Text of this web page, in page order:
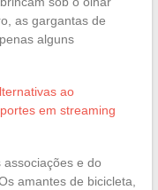
as gargantas de
alguns
ao
em streaming
e do
amantes de bicicleta,